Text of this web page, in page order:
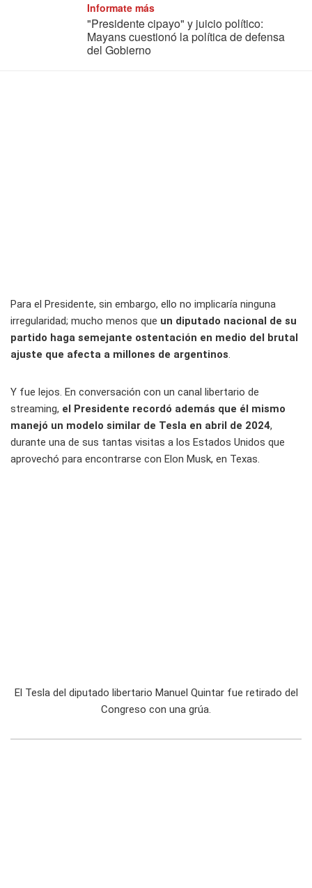
Informate más
"Presidente cipayo" y juicio político:
Mayans cuestionó la política de defensa
del Gobierno
Para el Presidente, sin embargo, ello no implicaría ninguna
irregularidad; mucho menos que un diputado nacional de su
partido haga semejante ostentación en medio del brutal
ajuste que afecta a millones de argentinos.
Y fue lejos. En conversación con un canal libertario de
streaming, el Presidente recordó además que él mismo
manejó un modelo similar de Tesla en abril de 2024,
durante una de sus tantas visitas a los Estados Unidos que
aprovechó para encontrarse con Elon Musk, en Texas.
El Tesla del diputado libertario Manuel Quintar fue retirado del
Congreso con una grúa.